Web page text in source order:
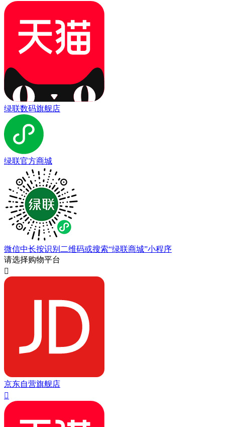
绿联数码旗舰店
绿联官方商城
微信中长按识别二维码或搜索“绿联商城”小程序
请选择购物平台

京东自营旗舰店
